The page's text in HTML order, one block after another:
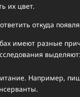
их цвет.
откуда
имеют разные
выделяют:
Например,